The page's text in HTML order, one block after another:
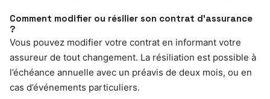
Comment modifier ou résilier son contrat d’assurance
?
Vous pouvez modifier votre contrat en informant votre
assureur de tout changement. La résiliation est possible à
l’échéance annuelle avec un préavis de deux mois, ou en
cas d’événements particuliers.